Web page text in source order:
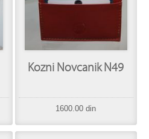
Kozni Novcanik N49
1600.00 din